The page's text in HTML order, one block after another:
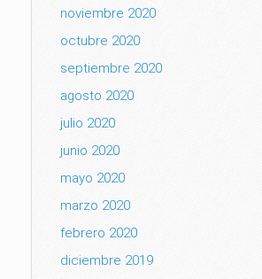
noviembre 2020
octubre 2020
septiembre 2020
agosto 2020
julio 2020
junio 2020
mayo 2020
marzo 2020
febrero 2020
diciembre 2019